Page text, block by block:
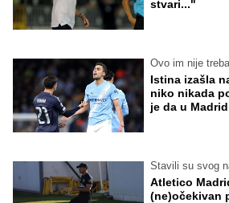
stvari..."
Ovo im nije
Istina izašla
niko nikada
je da u
Stavili su svog
Atletico
(ne)očekivan